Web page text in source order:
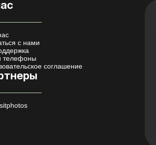
с нами
телефоны
соглашение